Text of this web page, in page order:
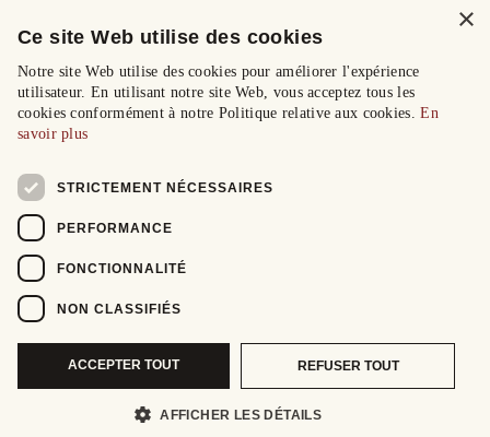
×
Ce site Web utilise des cookies
Notre site Web utilise des cookies pour améliorer l'expérience
utilisateur. En utilisant notre site Web, vous acceptez tous les
cookies conformément à notre Politique relative aux cookies.En
savoir plus
STRICTEMENT NÉCESSAIRES
PERFORMANCE
FONCTIONNALITÉ
NON CLASSIFIÉS
ACCEPTER TOUT REFUSER TOUT
AFFICHER LES DÉTAILS